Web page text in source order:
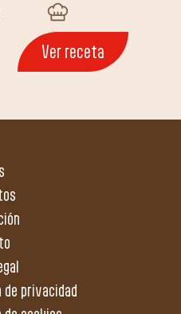
Ver receta
de privacidad